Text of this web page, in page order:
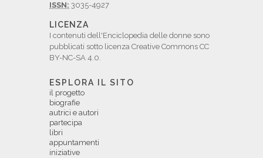
ISSN: 3035-4927
LICENZA
I contenuti dell'Enciclopedia delle donne sono
pubblicati sotto licenza Creative Commons CC
BY-NC-SA 4.0.
ESPLORA IL SITO
il progetto
biografie
autrici e autori
partecipa
libri
appuntamenti
iniziative